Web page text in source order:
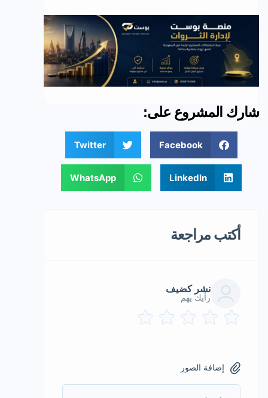
شارك المشروع على:
Facebook
Twitter
LinkedIn
WhatsApp
أكتب مراجعة
نشر كضيف
رأيك يهم
إضافة الصور